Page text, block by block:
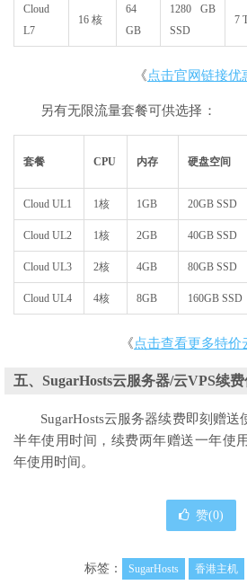
Cloud
L7
16 核
64
GB
1280 GB
SSD
7
《点击官网链接优
另有无限流量套餐可供选择 ：
套餐 CPU 内存 硬盘空间
Cloud UL1 1核 1GB 20GB SSD
Cloud UL2 1核 2GB 40GB SSD
Cloud UL3 2核 4GB 80GB SSD
Cloud UL4 4核 8GB 160GB SSD
《点击查看更多特价
五、SugarHosts云服务器/云VPS续
SugarHosts云服务器续费即刻赠
半年使用时间，续费两年赠送一年使
年使用时间。
赞(0)
标签： SugarHosts 香港主机